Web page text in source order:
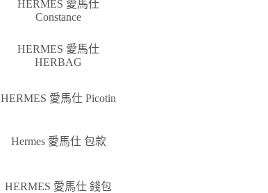
HERMES 愛馬仕
Constance
HERMES 愛馬仕
HERBAG
HERMES 愛馬仕 Picotin
Hermes 愛馬仕 包款
HERMES 愛馬仕 錢包